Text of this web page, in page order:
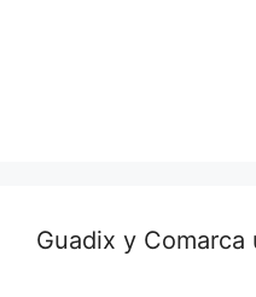
Guadix y